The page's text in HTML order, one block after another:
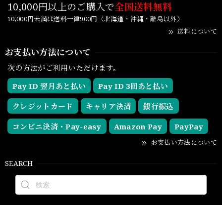
10,000円以上のご購入で全国送料無料
10,000円未満は送料一律900円（北海道・沖縄・離島以外）
送料について
お支払い方法について
次の方法がご利用いただけます。
Pay ID 翌月あと払い
Pay ID 3回あと払い
クレジットカード キャリア決済 銀行振込
コンビニ決済・Pay-easy Amazon Pay PayPay
お支払い方法について
SEARCH